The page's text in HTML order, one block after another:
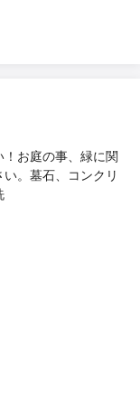
お庭の事、緑に関
。墓石、コンクリ